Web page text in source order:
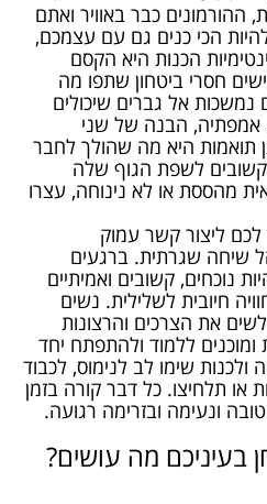
ההורמונים כבר באוויר ואתם
הכי כנים גם עם עצמכם,
הכנות היא הקסם
חסרי ביטחון שתפו מה
אל גברים שיכולים
אמפתיה, הבנה של שני
תואמות היא מה שהולך לחבר
קשובים לשפת הגוף שלה
מהססת או לא נינוחה, עצרו
לכם ליצור קשר עמוק
שיחה שגרתית. ברגעים
נוכחים, קשובים ואמיתיים
חיובית לשלילית. נשים
את הצרכים והרצונות
ללמוד ולהתפתח יחד
שימו לב לנימוס, לכבוד
או תלחיצו. כל דבר קורה בזמן
ונעימה ובזרימה רגועה.
בעיניכם מה עושים?